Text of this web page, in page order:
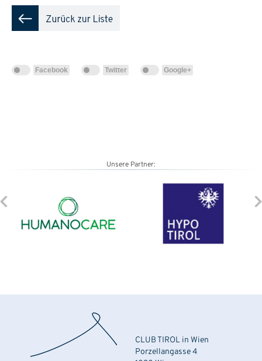
Facebook Twitter Google+
Unsere Partner:
CLUB TIROL in Wien
Porzellangasse 4